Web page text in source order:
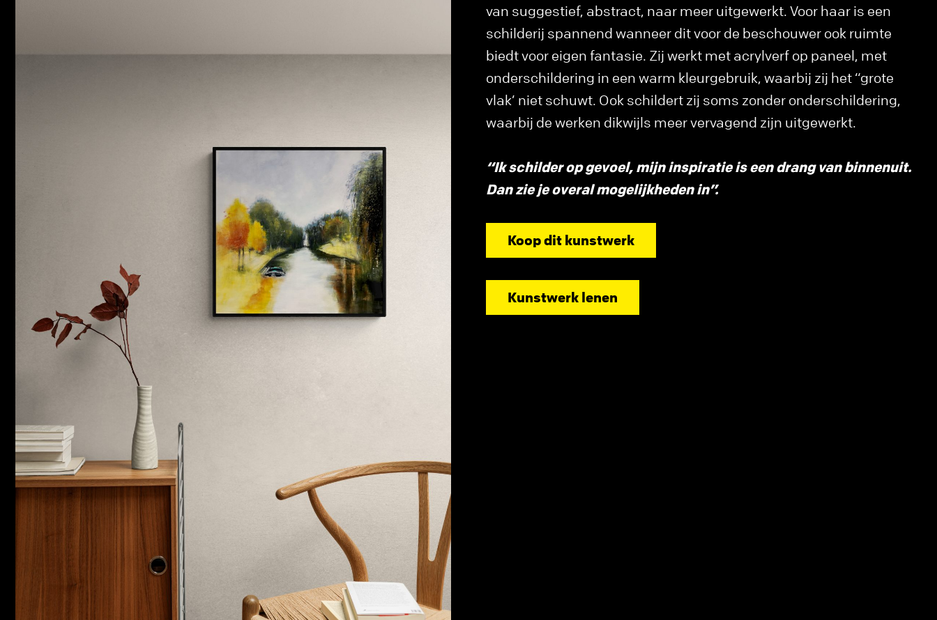
van suggestief, abstract, naar meer uitgewerkt. Voor haar is een
schilderij spannend wanneer dit voor de beschouwer ook ruimte
biedt voor eigen fantasie. Zij werkt met acrylverf op paneel, met
onderschildering in een warm kleurgebruik, waarbij zij het “grote
vlak’ niet schuwt. Ook schildert zij soms zonder onderschildering,
waarbij de werken dikwijls meer vervagend zijn uitgewerkt.
“Ik schilder op gevoel, mijn inspiratie is een drang van binnenuit.
Dan zie je overal mogelijkheden in”.
Koop dit kunstwerk
Kunstwerk lenen